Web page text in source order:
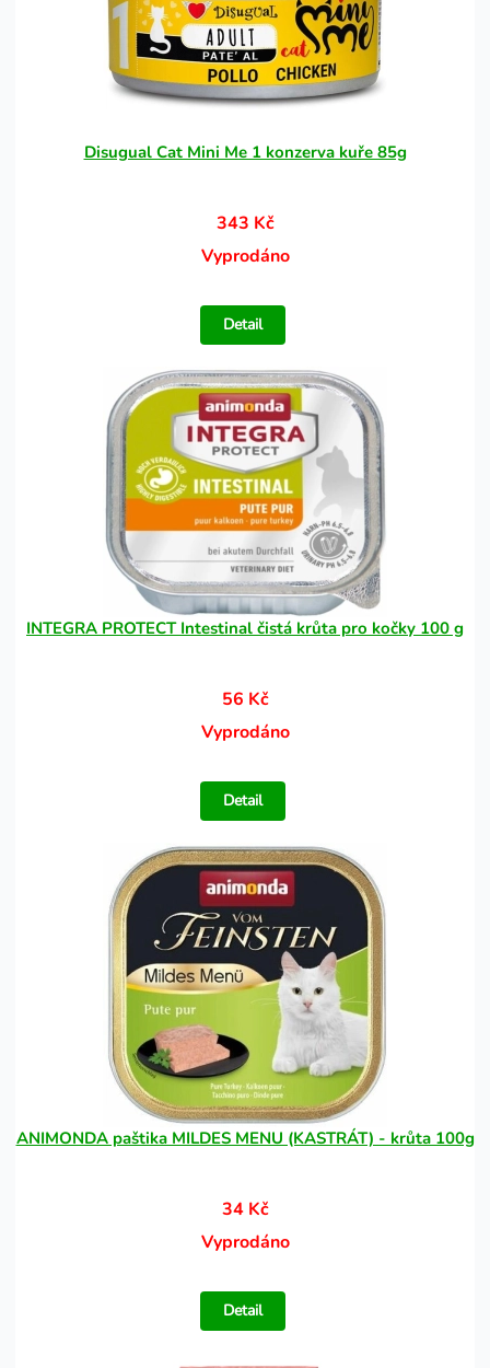
Disugual Cat Mini Me 1 konzerva kuře 85g
343 Kč
Vyprodáno
Detail
INTEGRA PROTECT Intestinal čistá krůta pro kočky 100 g
56 Kč
Vyprodáno
Detail
ANIMONDA paštika MILDES MENU (KASTRÁT) - krůta 100g
34 Kč
Vyprodáno
Detail